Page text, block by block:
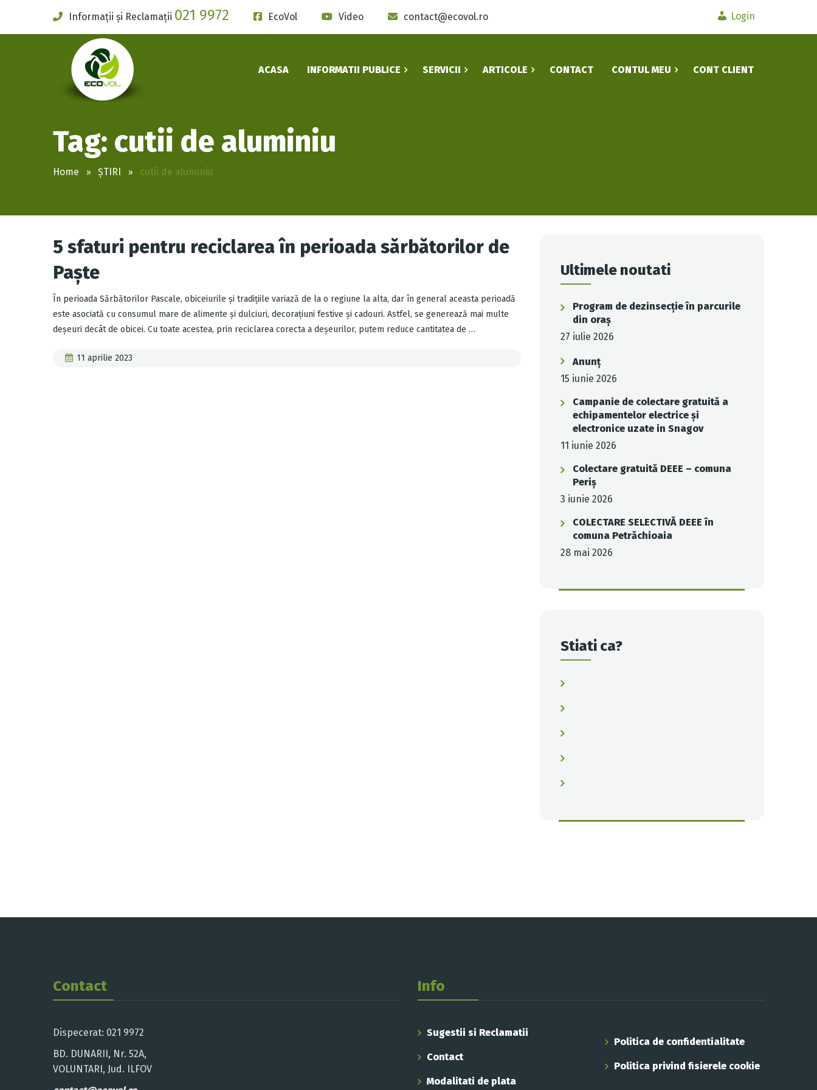
Informații și Reclamații 021 9972 EcoVol Video contact@ecovol.ro Login
ACASA INFORMATII PUBLICE SERVICII ARTICOLE CONTACT CONTUL MEU CONT CLIENT
Tag: cutii de aluminiu
Home ȘTIRI cutii de aluminiu
5 sfaturi pentru reciclarea în perioada sărbătorilor de
Paște
În perioada Sărbătorilor Pascale, obiceiurile și tradițiile variază de la o regiune la alta, dar în general aceasta perioadă
este asociată cu consumul mare de alimente și dulciuri, decorațiuni festive și cadouri. Astfel, se generează mai multe
deșeuri decât de obicei. Cu toate acestea, prin reciclarea corecta a deșeurilor, putem reduce cantitatea de …
11 aprilie 2023
Ultimele noutati
Program de dezinsecție în parcurile
din oraș
27 iulie 2026
Anunț
15 iunie 2026
Campanie de colectare gratuită a
echipamentelor electrice și
electronice uzate in Snagov
11 iunie 2026
Colectare gratuită DEEE – comuna
Periș
3 iunie 2026
COLECTARE SELECTIVĂ DEEE în
comuna Petrăchioaia
28 mai 2026
Stiati ca?
Contact
Dispecerat: 021 9972
BD. DUNARII, Nr. 52A,
VOLUNTARI, Jud. ILFOV
Info
Sugestii si Reclamatii
Contact
Modalitati de plata
Politica de confidentialitate
Politica privind fisierele cookie